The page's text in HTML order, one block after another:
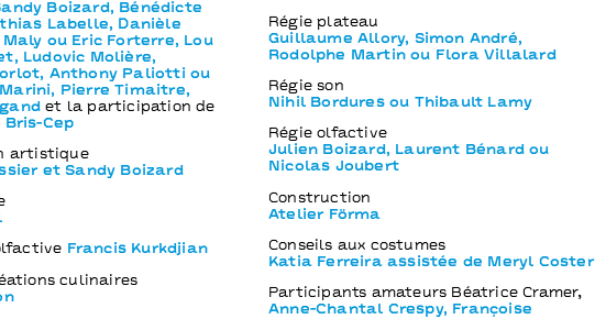
Boizard, Bénédicte
Labelle, Danièle
Maly ou Eric Forterre, Lou
Ludovic Molière,
Anthony Paliotti ou
Pierre Timaitre,
et la participation de
Bris-Cep
artistique
et Sandy Boizard
Francis Kurkdjian
culinaires
Régie plateau
Guillaume Allory, Simon André,
Rodolphe Martin ou Flora Villalard
Régie son
Nihil Bordures ou Thibault Lamy
Régie olfactive
Julien Boizard, Laurent Bénard ou
Nicolas Joubert
Construction
Atelier Förma
Conseils aux costumes
Katia Ferreira assistée de Meryl Coster
Participants amateurs Béatrice Cramer,
Anne-Chantal Crespy, Françoise